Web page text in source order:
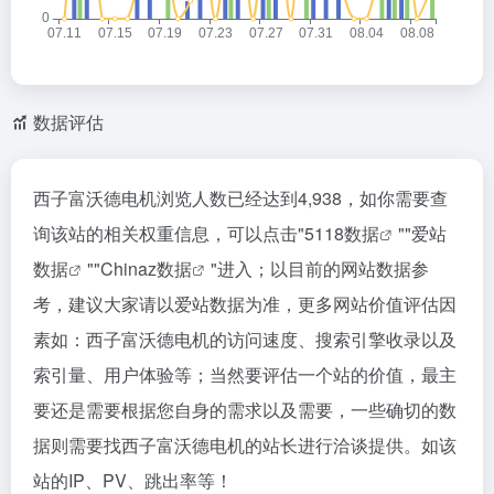
数据评估
西子富沃德电机浏览人数已经达到4,938，如你需要查
询该站的相关权重信息，可以点击"5118数据 ""爱站
数据
""Chinaz数据
"进入；以目前的网站数据参
考，建议大家请以爱站数据为准，更多网站价值评估因
素如：西子富沃德电机的访问速度、搜索引擎收录以及
索引量、用户体验等；当然要评估一个站的价值，最主
要还是需要根据您自身的需求以及需要，一些确切的数
据则需要找西子富沃德电机的站长进行洽谈提供。如该
站的IP、PV、跳出率等！